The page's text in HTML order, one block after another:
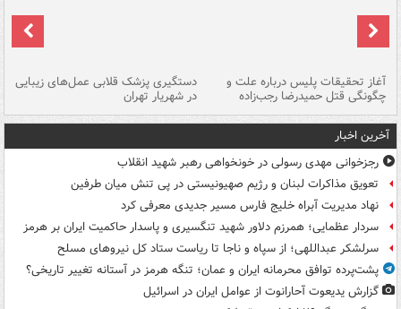
آغاز تحقیقات پلیس درباره علت و
چگونگی قتل حمیدرضا رجب‌زاده
دستگیری پزشک قلابی عمل‌های زیبایی
در شهریار تهران
آخرین اخبار
رجزخوانی مهدی رسولی در خونخواهی رهبر شهید انقلاب
تعویق مذاکرات لبنان و رژیم صهیونیستی در پی تنش میان طرفین
نهاد مدیریت آبراه خلیج فارس مسیر جدیدی معرفی کرد
سردار عظمایی؛ همرزم دلاور شهید تنگسیری و پاسدار حاکمیت ایران بر هرمز
سرلشکر عبداللهی؛ از سپاه و ناجا تا ریاست ستاد کل نیروهای مسلح
پشت‌پرده توافق محرمانه ایران و عمان؛ تنگه هرمز در آستانه تغییر تاریخی؟
گزارش یدیعوت آحارانوت از عوامل ایران در اسرائیل